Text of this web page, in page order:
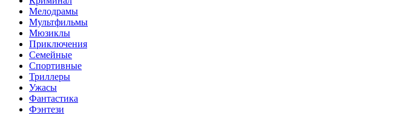
Мелодрамы
Мультфильмы
Мюзиклы
Приключения
Семейные
Спортивные
Триллеры
Ужасы
Фантастика
Фэнтези